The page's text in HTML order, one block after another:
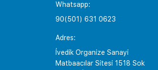
Whatsapp:
90(501) 631 0623
Adres:
İvedik Organize Sanayi
Matbaacılar Sitesi 1518 Sok